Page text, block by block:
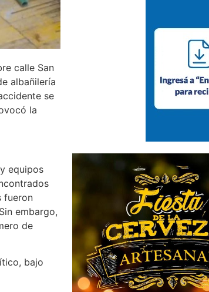
calle San
albañilería
se
la
equipos
fueron
embargo,
de
bajo